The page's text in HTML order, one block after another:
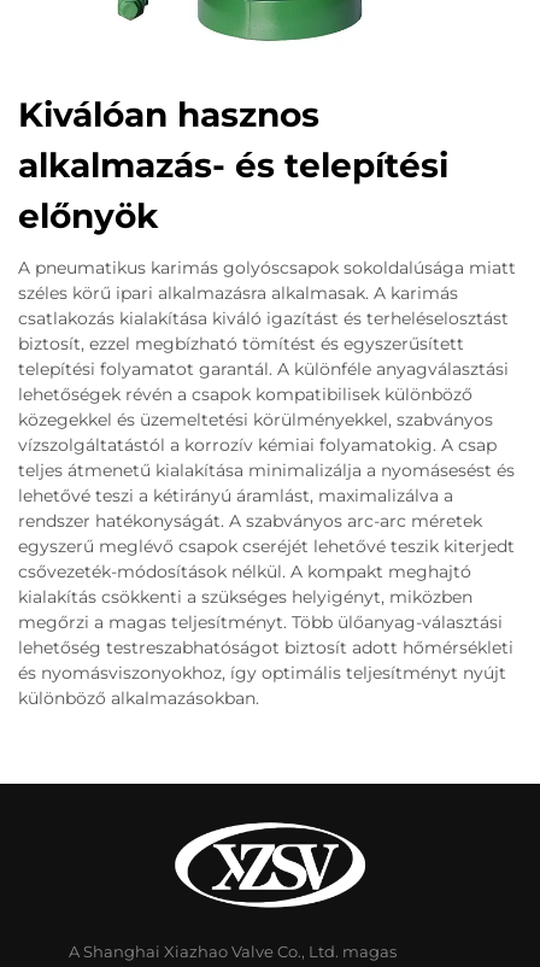
Kiválóan hasznos
alkalmazás- és telepítési
előnyök
A pneumatikus karimás golyóscsapok sokoldalúsága miatt
széles körű ipari alkalmazásra alkalmasak. A karimás
csatlakozás kialakítása kiváló igazítást és terheléselosztást
biztosít, ezzel megbízható tömítést és egyszerűsített
telepítési folyamatot garantál. A különféle anyagválasztási
lehetőségek révén a csapok kompatibilisek különböző
közegekkel és üzemeltetési körülményekkel, szabványos
vízszolgáltatástól a korrozív kémiai folyamatokig. A csap
teljes átmenetű kialakítása minimalizálja a nyomásesést és
lehetővé teszi a kétirányú áramlást, maximalizálva a
rendszer hatékonyságát. A szabványos arc-arc méretek
egyszerű meglévő csapok cseréjét lehetővé teszik kiterjedt
csővezeték-módosítások nélkül. A kompakt meghajtó
kialakítás csökkenti a szükséges helyigényt, miközben
megőrzi a magas teljesítményt. Több ülőanyag-választási
lehetőség testreszabhatóságot biztosít adott hőmérsékleti
és nyomásviszonyokhoz, így optimális teljesítményt nyújt
különböző alkalmazásokban.
A Shanghai Xiazhao Valve Co., Ltd. magas